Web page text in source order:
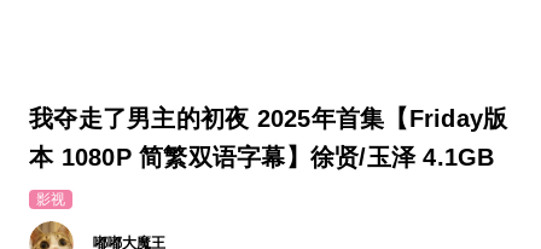
我夺走了男主的初夜 2025年首集【Friday版
本 1080P 简繁双语字幕】徐贤/玉泽 4.1GB
影视
嘟嘟大魔王